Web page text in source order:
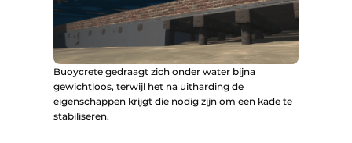
Buoycrete gedraagt zich onder water bijna
gewichtloos, terwijl het na uitharding de
eigenschappen krijgt die nodig zijn om een kade te
stabiliseren.